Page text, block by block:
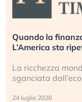
Quando la
L’America sta
La ricchezza
sganciata
24 luglio 2026